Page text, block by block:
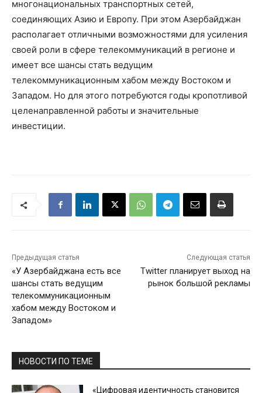
многонациональных транспортных сетей,
соединяющих Азию и Европу. При этом Азербайджан
располагает отличными возможностями для усиления
своей роли в сфере телекоммуникаций в регионе и
имеет все шансы стать ведущим
телекоммуникационным хабом между Востоком и
Западом. Но для этого потребуются годы кропотливой
целенаправленной работы и значительные
инвестиции.
Предыдущая статья
«У Азербайджана есть все
шансы стать ведущим
телекоммуникационным
хабом между Востоком и
Западом»
Следующая статья
Twitter планирует выход на
рынок большой рекламы
НОВОСТИ ПО ТЕМЕ
«Цифровая идентичность становится